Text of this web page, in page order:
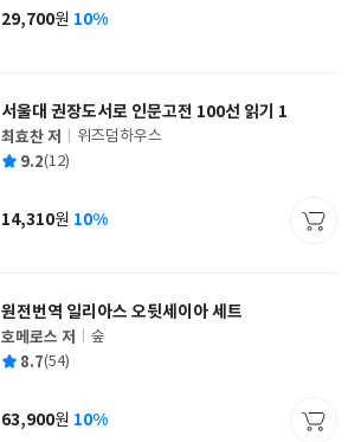
사
가
29,700원 10%
서울대 권장도서로 인문고전 100선 읽기 1
글
쓴
최효찬 저
출
사
위즈덤하우스
평 9.2(12)
가
14,310원 10%
원전번역 일리아스 오뒷세이아 세트
글
쓴
호메로스 저
출
사
숲
평 8.7(54)
가
63,900원 10%